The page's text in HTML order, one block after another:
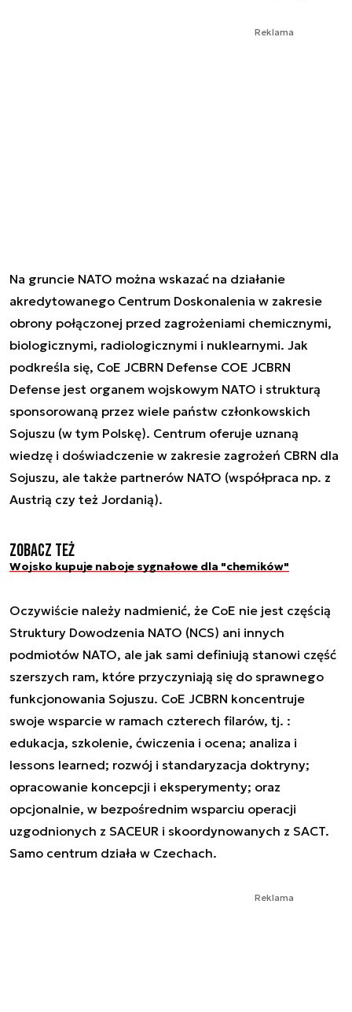
Reklama
Na gruncie NATO można wskazać na działanie
akredytowanego Centrum Doskonalenia w zakresie
obrony połączonej przed zagrożeniami chemicznymi,
biologicznymi, radiologicznymi i nuklearnymi. Jak
podkreśla się, CoE JCBRN Defense COE JCBRN
Defense jest organem wojskowym NATO i strukturą
sponsorowaną przez wiele państw członkowskich
Sojuszu (w tym Polskę). Centrum oferuje uznaną
wiedzę i doświadczenie w zakresie zagrożeń CBRN dla
Sojuszu, ale także partnerów NATO (współpraca np. z
Austrią czy też Jordanią).
Zobacz też
Wojsko kupuje naboje sygnałowe dla "chemików"
Oczywiście należy nadmienić, że CoE nie jest częścią
Struktury Dowodzenia NATO (NCS) ani innych
podmiotów NATO, ale jak sami definiują stanowi część
szerszych ram, które przyczyniają się do sprawnego
funkcjonowania Sojuszu. CoE JCBRN koncentruje
swoje wsparcie w ramach czterech filarów, tj. :
edukacja, szkolenie, ćwiczenia i ocena; analiza i
lessons learned; rozwój i standaryzacja doktryny;
opracowanie koncepcji i eksperymenty; oraz
opcjonalnie, w bezpośrednim wsparciu operacji
uzgodnionych z SACEUR i skoordynowanych z SACT.
Samo centrum działa w Czechach.
Reklama